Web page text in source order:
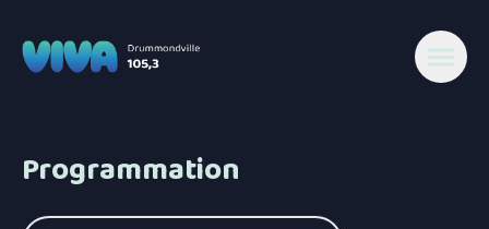
Programmation